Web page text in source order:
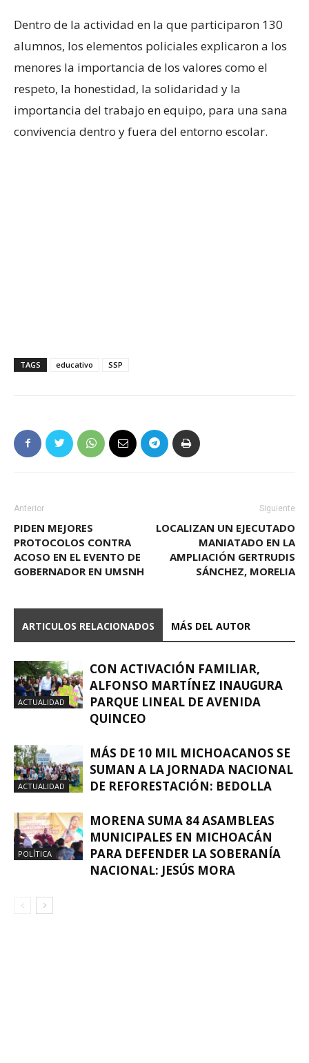
Dentro de la actividad en la que participaron 130
alumnos, los elementos policiales explicaron a los
menores la importancia de los valores como el
respeto, la honestidad, la solidaridad y la
importancia del trabajo en equipo, para una sana
convivencia dentro y fuera del entorno escolar.
TAGS educativo SSP
Anterior
PIDEN MEJORES
PROTOCOLOS CONTRA
ACOSO EN EL EVENTO DE
GOBERNADOR EN UMSNH
Siguiente
LOCALIZAN UN EJECUTADO
MANIATADO EN LA
AMPLIACIÓN GERTRUDIS
SÁNCHEZ, MORELIA
ARTICULOS RELACIONADOS MÁS DEL AUTOR
ACTUALIDAD
CON ACTIVACIÓN FAMILIAR,
ALFONSO MARTÍNEZ INAUGURA
PARQUE LINEAL DE AVENIDA
QUINCEO
ACTUALIDAD
MÁS DE 10 MIL MICHOACANOS SE
SUMAN A LA JORNADA NACIONAL
DE REFORESTACIÓN: BEDOLLA
POLÍTICA
MORENA SUMA 84 ASAMBLEAS
MUNICIPALES EN MICHOACÁN
PARA DEFENDER LA SOBERANÍA
NACIONAL: JESÚS MORA